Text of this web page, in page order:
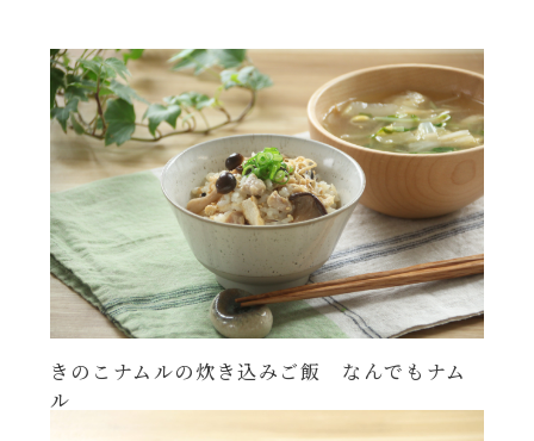
きのこナムルの炊き込みご飯 なんでもナム
ル